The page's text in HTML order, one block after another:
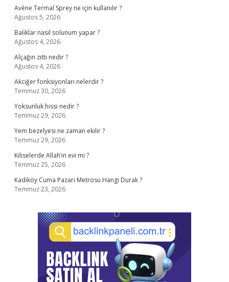
Avène Termal Sprey ne için kullanılır ?
Ağustos 5, 2026
Balıklar nasıl solunum yapar ?
Ağustos 4, 2026
Alçağın zıttı nedir ?
Ağustos 4, 2026
Akciğer fonksiyonları nelerdir ?
Temmuz 30, 2026
Yoksunluk hissi nedir ?
Temmuz 29, 2026
Yem bezelyesi ne zaman ekilir ?
Temmuz 29, 2026
Kiliselerde Allah’ın evi mi ?
Temmuz 25, 2026
Kadıköy Cuma Pazarı Metrosu Hangi Durak ?
Temmuz 23, 2026